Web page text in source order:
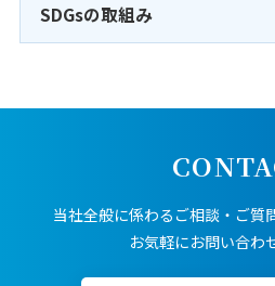
SDGsの取組み
当社全般に係わるご相談・ご質
お気軽にお問い合わ